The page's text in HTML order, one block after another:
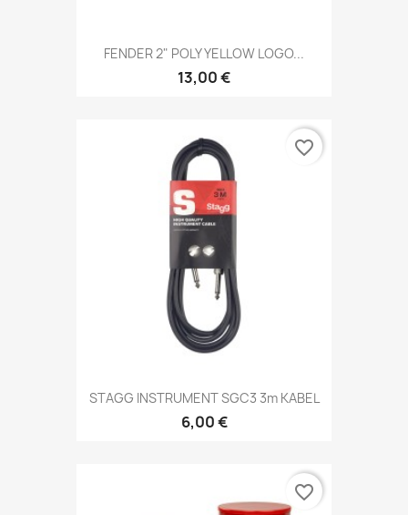
FENDER 2" POLY YELLOW LOGO...
13,00 €
STAGG INSTRUMENT SGC3 3m KABEL
6,00 €
favorite_border
favorite_border